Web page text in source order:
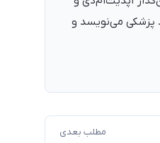
پزشکی می‌نویسد و
مطلب بعدی